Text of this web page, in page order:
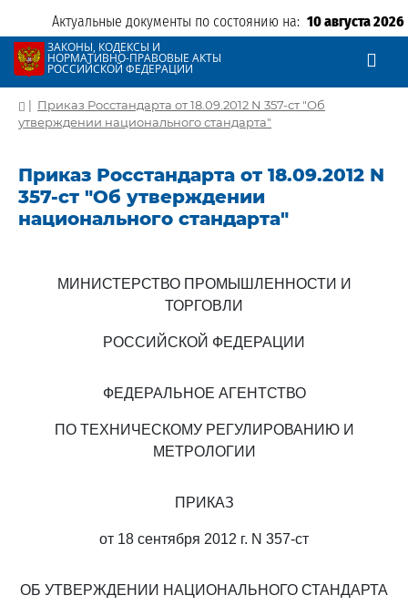
Актуальные документы по состоянию на: 10 августа 2026
ЗАКОНЫ, КОДЕКСЫ И
НОРМАТИВНО-ПРАВОВЫЕ АКТЫ
РОССИЙСКОЙ ФЕДЕРАЦИИ
| Приказ Росстандарта от 18.09.2012 N 357-ст "Об
утверждении национального стандарта"
Приказ Росстандарта от 18.09.2012 N
357-ст "Об утверждении
национального стандарта"
МИНИСТЕРСТВО ПРОМЫШЛЕННОСТИ И
ТОРГОВЛИ
РОССИЙСКОЙ ФЕДЕРАЦИИ
ФЕДЕРАЛЬНОЕ АГЕНТСТВО
ПО ТЕХНИЧЕСКОМУ РЕГУЛИРОВАНИЮ И
МЕТРОЛОГИИ
ПРИКАЗ
от 18 сентября 2012 г. N 357-ст
ОБ УТВЕРЖДЕНИИ НАЦИОНАЛЬНОГО СТАНДАРТА